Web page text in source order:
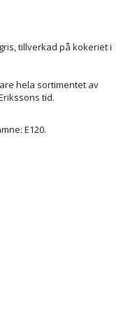
tillverkad på kokeriet i
hela sortimentet av
tid.
E120.